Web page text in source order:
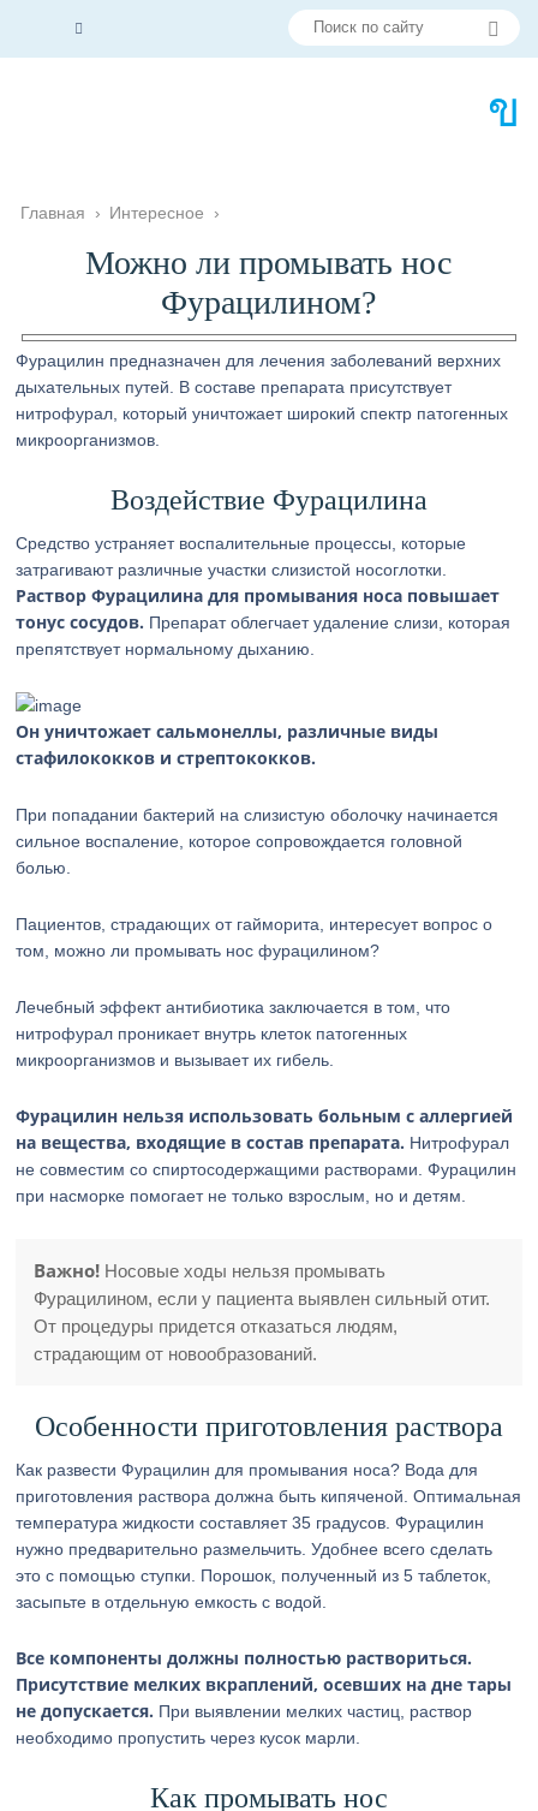
Главная › Интересное ›
Можно ли промывать нос
Фурацилином?
Фурацилин предназначен для лечения заболеваний верхних
дыхательных путей. В составе препарата присутствует
нитрофурал, который уничтожает широкий спектр патогенных
микроорганизмов.
Воздействие Фурацилина
Средство устраняет воспалительные процессы, которые
затрагивают различные участки слизистой носоглотки.
Раствор Фурацилина для промывания носа повышает
тонус сосудов. Препарат облегчает удаление слизи, которая
препятствует нормальному дыханию.
Он уничтожает сальмонеллы, различные виды
стафилококков и стрептококков.
При попадании бактерий на слизистую оболочку начинается
сильное воспаление, которое сопровождается головной
болью.
Пациентов, страдающих от гайморита, интересует вопрос о
том, можно ли промывать нос фурацилином?
Лечебный эффект антибиотика заключается в том, что
нитрофурал проникает внутрь клеток патогенных
микроорганизмов и вызывает их гибель.
Фурацилин нельзя использовать больным с аллергией
на вещества, входящие в состав препарата. Нитрофурал
не совместим со спиртосодержащими растворами. Фурацилин
при насморке помогает не только взрослым, но и детям.
Важно! Носовые ходы нельзя промывать
Фурацилином, если у пациента выявлен сильный отит.
От процедуры придется отказаться людям,
страдающим от новообразований.
Особенности приготовления раствора
Как развести Фурацилин для промывания носа? Вода для
приготовления раствора должна быть кипяченой. Оптимальная
температура жидкости составляет 35 градусов. Фурацилин
нужно предварительно размельчить. Удобнее всего сделать
это с помощью ступки. Порошок, полученный из 5 таблеток,
засыпьте в отдельную емкость с водой.
Все компоненты должны полностью раствориться.
Присутствие мелких вкраплений, осевших на дне тары
не допускается. При выявлении мелких частиц, раствор
необходимо пропустить через кусок марли.
Как промывать нос